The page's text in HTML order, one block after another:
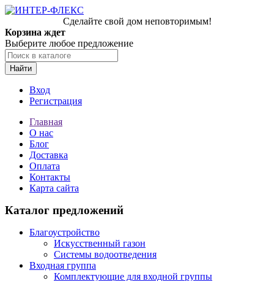
Сделайте свой дом неповторимым!
Корзина ждет
Выберите любое предложение
Найти
Вход
Регистрация
Главная
О нас
Блог
Доставка
Оплата
Контакты
Карта сайта
Каталог предложений
Благоустройство
Искусственный газон
Системы водоотведения
Входная группа
Комплектующие для входной группы